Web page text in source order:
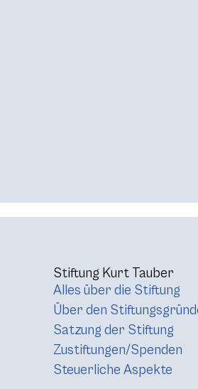
Stiftung Kurt Tauber
Alles über die Stiftung
Über den
Satzung der Stiftung
Zustiftungen/Spenden
Steuerliche Aspekte